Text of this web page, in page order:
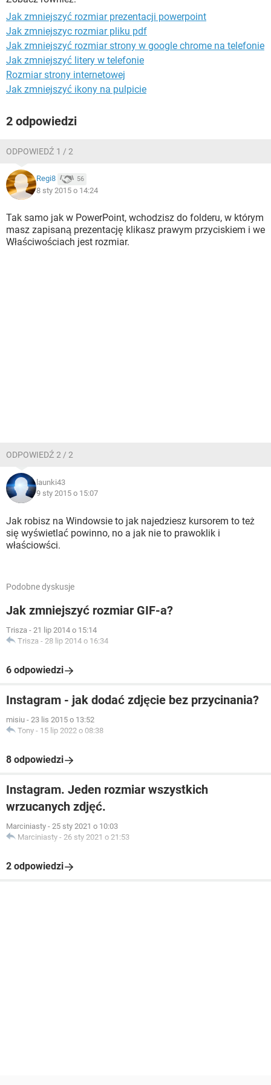
WINDOWS 10
Jak zmniejszyć rozmiar prezentacji powerpoint
Jak zmniejszyc rozmiar pliku pdf
Jak zmniejszyć rozmiar strony w google chrome na telefonie
Jak zmniejszyć litery w telefonie
Rozmiar strony internetowej
Jak zmniejszyć ikony na pulpicie
2 odpowiedzi
ODPOWIEDŹ 1 / 2
Regi8 56
8 sty 2015 o 14:24
Tak samo jak w PowerPoint, wchodzisz do folderu, w którym
masz zapisaną prezentację klikasz prawym przyciskiem i we
Właściwościach jest rozmiar.
ODPOWIEDŹ 2 / 2
launki43
9 sty 2015 o 15:07
Jak robisz na Windowsie to jak najedziesz kursorem to też
się wyświetlać powinno, no a jak nie to prawoklik i
właściowści.
Podobne dyskusje
Jak zmniejszyć rozmiar GIF-a?
Trisza - 21 lip 2014 o 15:14
Trisza - 28 lip 2014 o 16:34
6 odpowiedzi
Instagram - jak dodać zdjęcie bez przycinania?
misiu - 23 lis 2015 o 13:52
Tony - 15 lip 2022 o 08:38
8 odpowiedzi
Instagram. Jeden rozmiar wszystkich
wrzucanych zdjęć.
Marciniasty - 25 sty 2021 o 10:03
Marciniasty - 26 sty 2021 o 21:53
2 odpowiedzi